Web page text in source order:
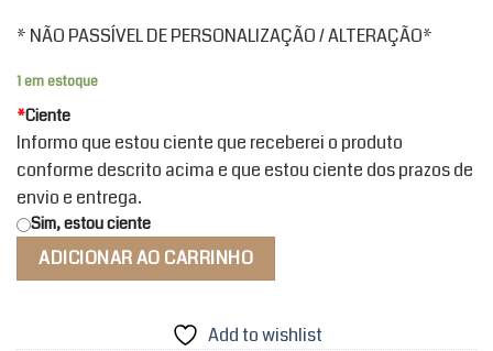
* NÃO PASSÍVEL DE PERSONALIZAÇÃO / ALTERAÇÃO*
1 em estoque
*Ciente
Informo que estou ciente que receberei o produto
conforme descrito acima e que estou ciente dos prazos de
envio e entrega.
Sim, estou ciente
ADICIONAR AO CARRINHO
Add to wishlist